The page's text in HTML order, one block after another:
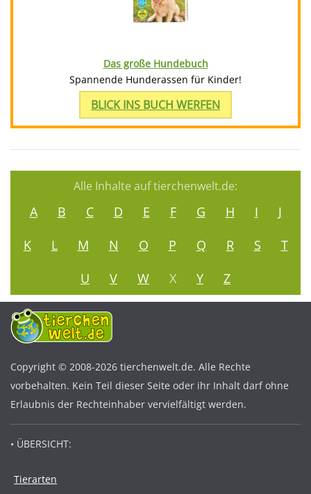
Das große Hundebuch
Spannende Hunderassen für Kinder!
BLICK INS BUCH WERFEN
Alle Inhalte auf tierchenwelt.de:
A B C D E F G H I
J
K
L M N O P Q R S
T
U
V W X Y Z
Copyright © 2008-2026 tierchenwelt.de. Alle Rechte
vorbehalten. Kein Teil dieser Seite oder ihr Inhalt darf ohne
Erlaubnis der Rechteinhaber vervielfältigt werden.
• ÜBERSICHT:
Tierarten